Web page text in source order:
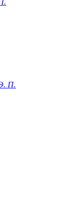
Θ. Π.